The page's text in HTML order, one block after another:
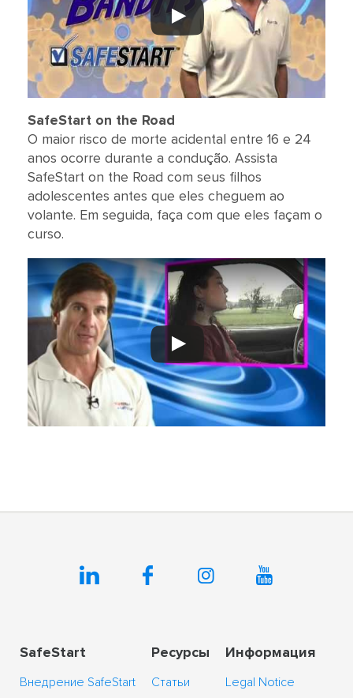
SafeStart on the Road
O maior risco de morte acidental entre 16 e 24
anos ocorre durante a condução. Assista
SafeStart on the Road com seus filhos
adolescentes antes que eles cheguem ao
volante. Em seguida, faça com que eles façam o
curso.
SafeStart
Внедрение SafeStart
Ресурсы
Статьи
Информация
Legal Notice